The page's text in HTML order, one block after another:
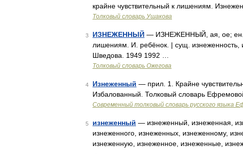
крайне чувствительный к лишениям.
Толковый словарь Ушакова
3 ИЗНЕЖЕННЫЙ — ИЗНЕЖЕННЫЙ, ая, ое; ен.
лишениям. И. ребёнок. | сущ.
Шведова. 1949 1992 …
Толковый словарь Ожегова
4 Изнеженный — прил. 1. Крайне
Избалованный. Толковый словарь
Современный толковый словарь русского языка
5 изнеженный — изнеженный, изнеженная,
изнеженного, изнеженных, изнеженному,
изнеженную, изнеженное, изнеженные,